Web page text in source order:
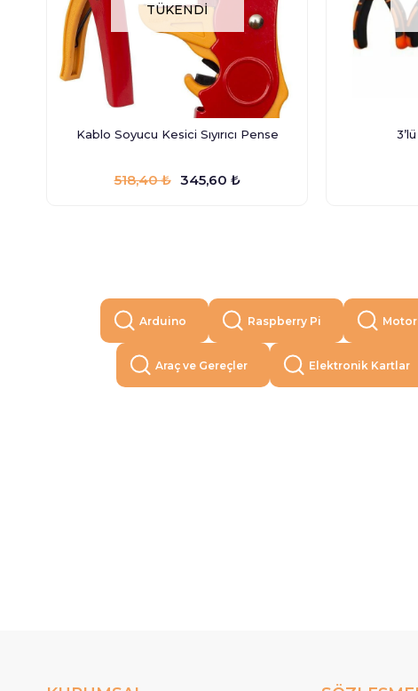
TÜKENDI
Kablo Soyucu Kesici Sıyırıcı Pense
345,60 ₺
518,40 ₺
Arduino Raspberry Pi
Araç ve Gereçler Elektronik Kartlar